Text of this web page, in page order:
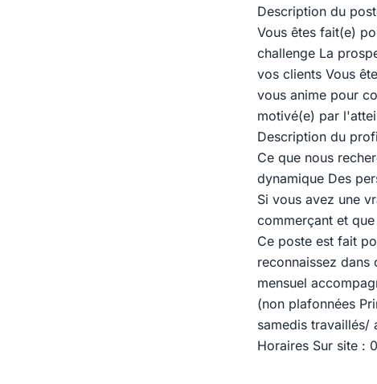
Description du
Vous êtes fait(e)
challenge La
vos clients Vous
vous anime pour
motivé(e) par
Description du
Ce que nous
dynamique Des
Si vous avez une
commerçant et
Ce poste est fait
reconnaissez
mensuel
(non plafonnées
samedis travaillés/
Horaires Sur site :